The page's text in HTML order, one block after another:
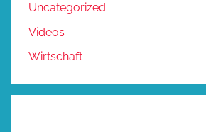
Uncategorized
Videos
Wirtschaft